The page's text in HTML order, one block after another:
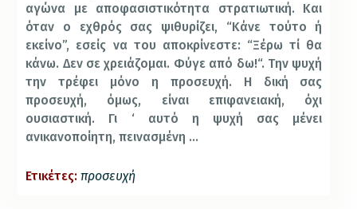
αγώνα με αποφασιστικότητα στρατιωτική. Και
όταν ο εχθρός σας ψιθυρίζει, “Κάνε τούτο ή
εκείνο”, εσείς να του αποκρίνεστε: “Ξέρω τί θα
κάνω. Δεν σε χρειάζομαι. Φύγε από δω!“. Την ψυχή
την τρέφει μόνο η προσευχή. Η δική σας
προσευχή, όμως, είναι επιφανειακή, όχι
ουσιαστική. Γι ‘ αυτό η ψυχή σας μένει
ανικανοποίητη, πεινασμένη …
Ετικέτες: προσευχή